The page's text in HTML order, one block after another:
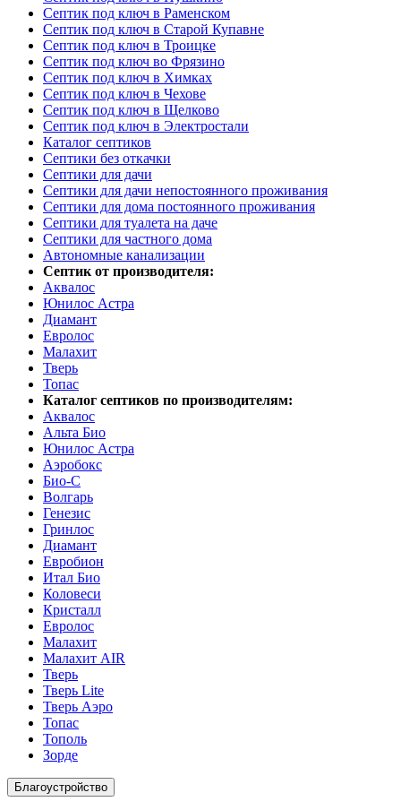
Септик под ключ в Раменском
Септик под ключ в Старой Купавне
Септик под ключ в Троицке
Септик под ключ во Фрязино
Септик под ключ в Химках
Септик под ключ в Чехове
Септик под ключ в Щелково
Септик под ключ в Электростали
Каталог септиков
Септики без откачки
Септики для дачи
Септики для дачи непостоянного проживания
Септики для дома постоянного проживания
Септики для туалета на даче
Септики для частного дома
Автономные канализации
Септик от производителя:
Аквалос
Юнилос Астра
Диамант
Евролос
Малахит
Тверь
Топас
Каталог септиков по производителям:
Аквалос
Альта Био
Юнилос Астра
Аэробокс
Био-С
Волгарь
Генезис
Гринлос
Диамант
Евробион
Итал Био
Коловеси
Кристалл
Евролос
Малахит
Малахит AIR
Тверь
Тверь Lite
Тверь Аэро
Топас
Тополь
Зорде
Благоустройство